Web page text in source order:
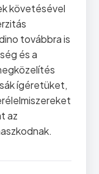
követésével
továbbra is
és a
ígéretüket,
az